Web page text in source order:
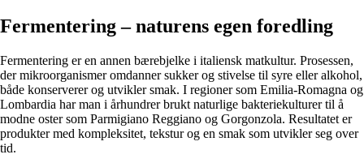
Fermentering – naturens egen foredling
Fermentering er en annen bærebjelke i italiensk matkultur. Prosessen,
der mikroorganismer omdanner sukker og stivelse til syre eller alkohol,
både konserverer og utvikler smak. I regioner som Emilia-Romagna og
Lombardia har man i århundrer brukt naturlige bakteriekulturer til å
modne oster som Parmigiano Reggiano og Gorgonzola. Resultatet er
produkter med kompleksitet, tekstur og en smak som utvikler seg over
tid.